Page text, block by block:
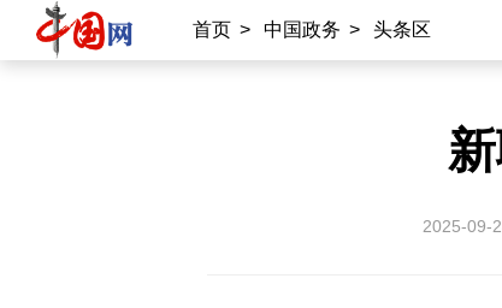
首页 > 中国政务 > 头条区
2025-09-